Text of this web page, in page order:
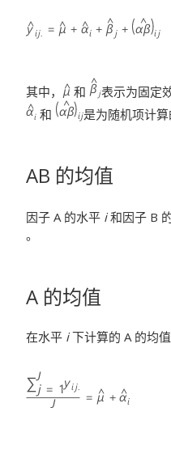
其中， 和
表示为固定
和
是为随机项计算
AB 的均值
因子 A 的水平 i和因子 B
。
A 的均值
在水平 i下计算的 A 的均值